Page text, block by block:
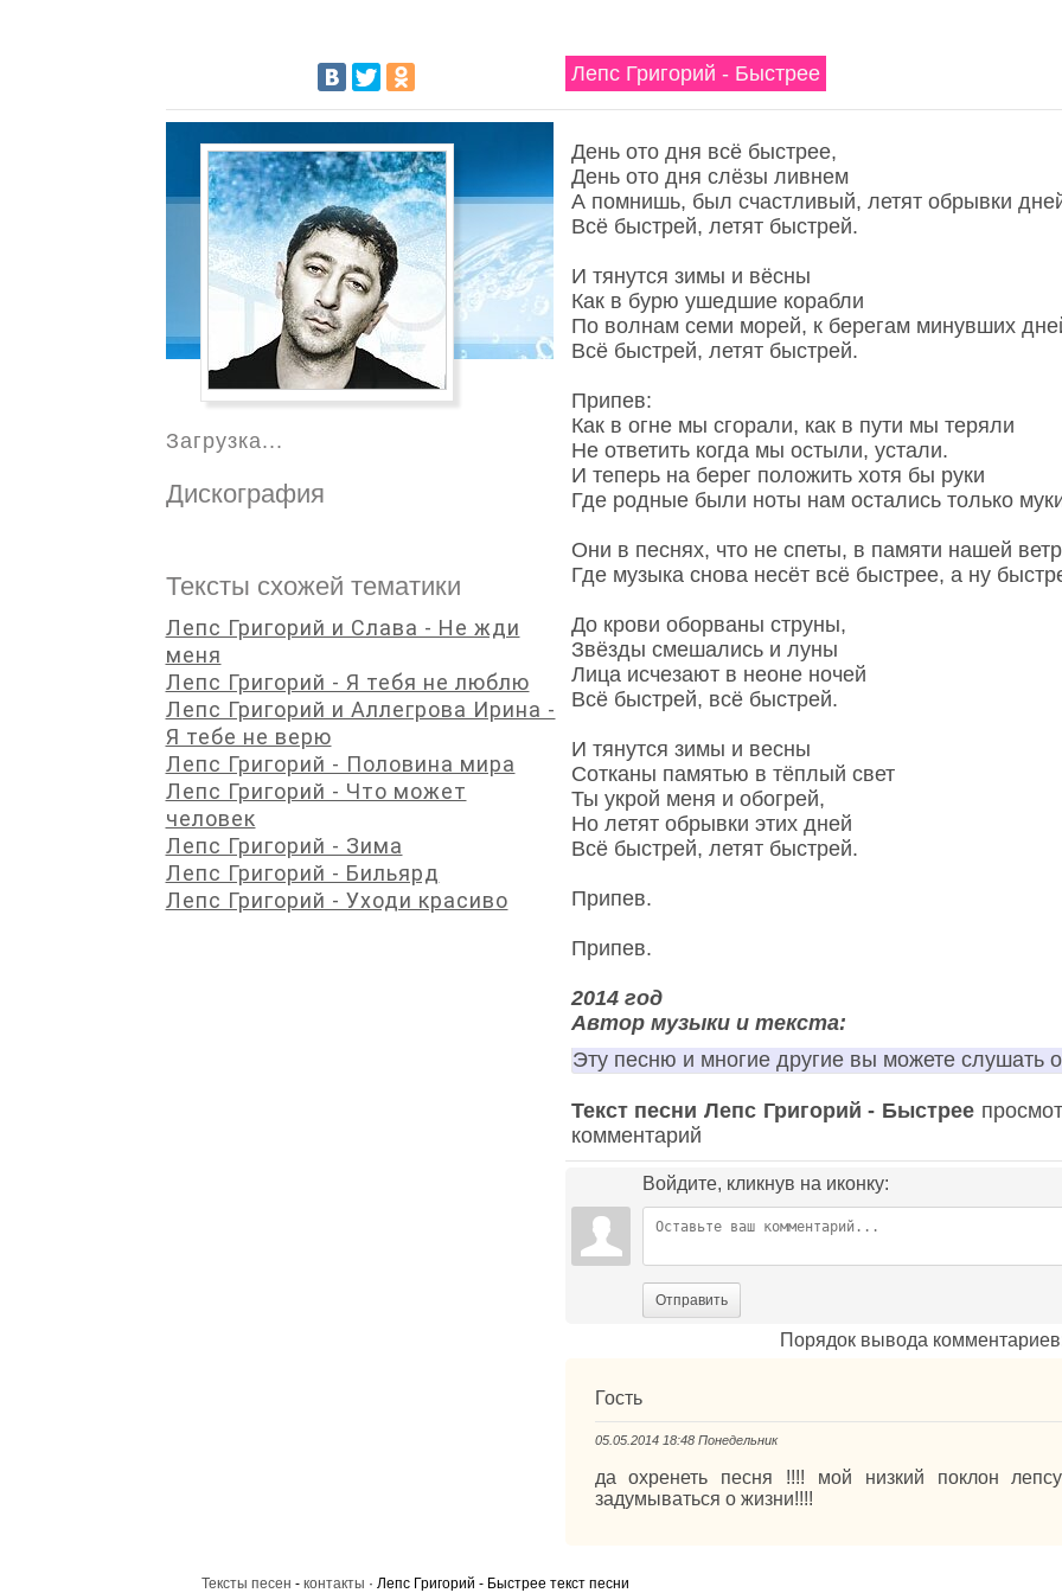
Лепс Григорий - Быстрее
День ото дня всё быстрее,
День ото дня слёзы ливнем
А помнишь, был счастливый, летят обрывки
Всё быстрей, летят быстрей.
И тянутся зимы и вёсны
Как в бурю ушедшие корабли
По волнам семи морей, к берегам минувших
Всё быстрей, летят быстрей.
Припев:
Как в огне мы сгорали, как в пути мы теряли
Не ответить когда мы остыли, устали.
И теперь на берег положить хотя бы руки
Где родные были ноты нам остались только
Они в песнях, что не спеты, в памяти нашей
Где музыка снова несёт всё быстрее, а ну
До крови оборваны струны,
Звёзды смешались и луны
Лица исчезают в неоне ночей
Всё быстрей, всё быстрей.
И тянутся зимы и весны
Сотканы памятью в тёплый свет
Ты укрой меня и обогрей,
Но летят обрывки этих дней
Всё быстрей, летят быстрей.
Припев.
Припев.
2014 год
Автор музыки и текста:
Эту песню и многие другие вы можете слушать
Текст песни Лепс Григорий - Быстрее
комментарий
Войдите, кликнув на иконку:
Отправить
Порядок вывода
Гость
05.05.2014 18:48 Понедельник
да охренеть песня !!!! мой низкий поклон
задумываться о жизни!!!!
Загрузка...
Дискография
Тексты схожей тематики
Лепс Григорий и Слава - Не жди
меня
Лепс Григорий - Я тебя не люблю
Лепс Григорий и Аллегрова Ирина -
Я тебе не верю
Лепс Григорий - Половина мира
Лепс Григорий - Что может
человек
Лепс Григорий - Зима
Лепс Григорий - Бильярд
Лепс Григорий - Уходи красиво
Тексты песен - контакты · Лепс Григорий - Быстрее текст песни